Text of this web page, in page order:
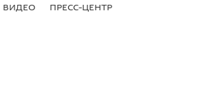
ВИДЕО ПРЕСС-ЦЕНТР